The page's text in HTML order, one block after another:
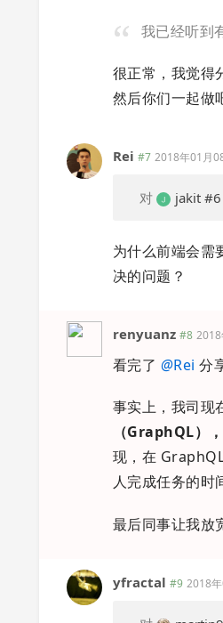
我已经听到
很正常，我觉得
然后你们一起做
Rei #7 2018年01月
对 jakit #6
为什么前端会需
决的问题？
renyuanz #8 2018
看完了 @Rei 分
事实上，我司现
（GraphQL）
现，在
人完成任务的时
最后同事让我
yfractal #9 2018